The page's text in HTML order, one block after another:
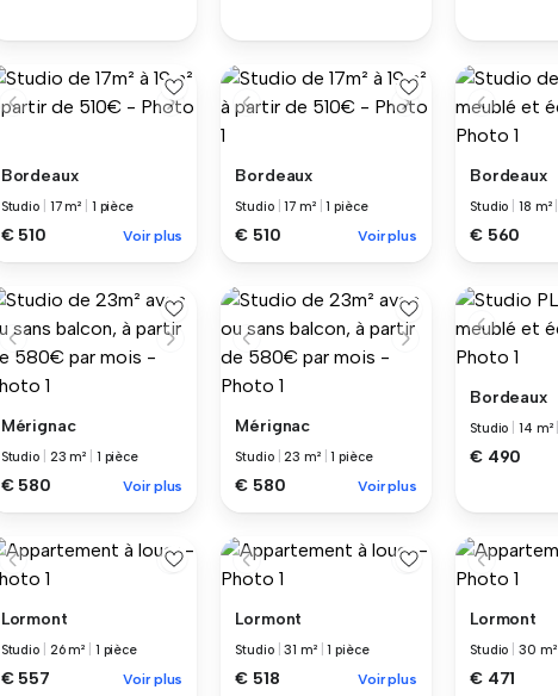
Bordeaux
Studio 17 m² 1 pièce
€ 510 Voir plus
Bordeaux
Studio |17 m² |1 pièce
€ 510 Voir plus
Bordeaux
Studio 18 m²
€ 560
Mérignac
Studio 23 m² 1 pièce
€ 580 Voir plus
Mérignac
Studio |23 m² |1 pièce
€ 580 Voir plus
Bordeaux
Studio 14 m²
€ 490
Lormont
Studio 26 m² 1 pièce
€ 557 Voir plus
Lormont
Studio |31 m² |1 pièce
€ 518 Voir plus
Lormont
Studio 30 m²
€ 471